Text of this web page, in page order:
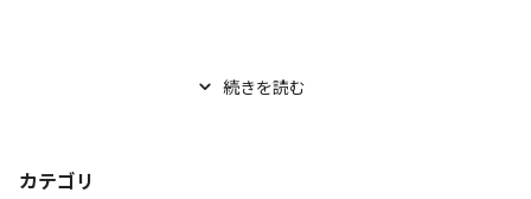
続きを読む
カテゴリ